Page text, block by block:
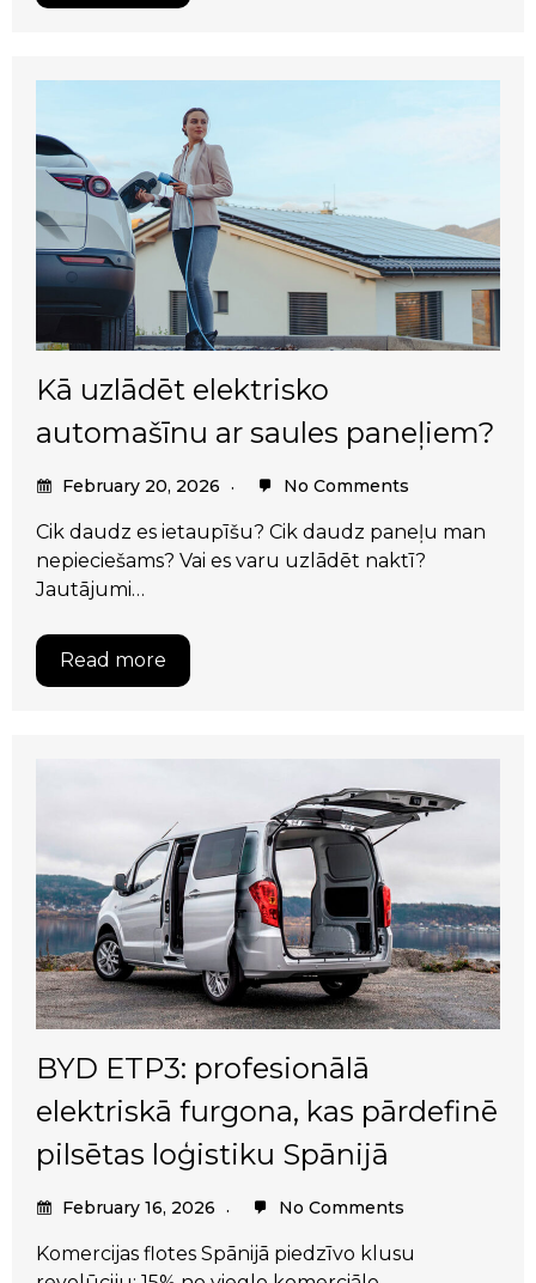
Kā uzlādēt elektrisko
automašīnu ar saules paneļiem?
February 20, 2026 No Comments
Cik daudz es ietaupīšu? Cik daudz paneļu man
nepieciešams? Vai es varu uzlādēt naktī?
Jautājumi…
Read more
BYD ETP3: profesionālā
elektriskā furgona, kas pārdefinē
pilsētas loģistiku Spānijā
February 16, 2026 No Comments
Komercijas flotes Spānijā piedzīvo klusu